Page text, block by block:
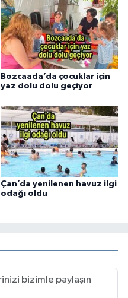
Bozcaada’da çocuklar için
yaz dolu dolu geçiyor
Çan’da yenilenen havuz ilgi
odağı oldu